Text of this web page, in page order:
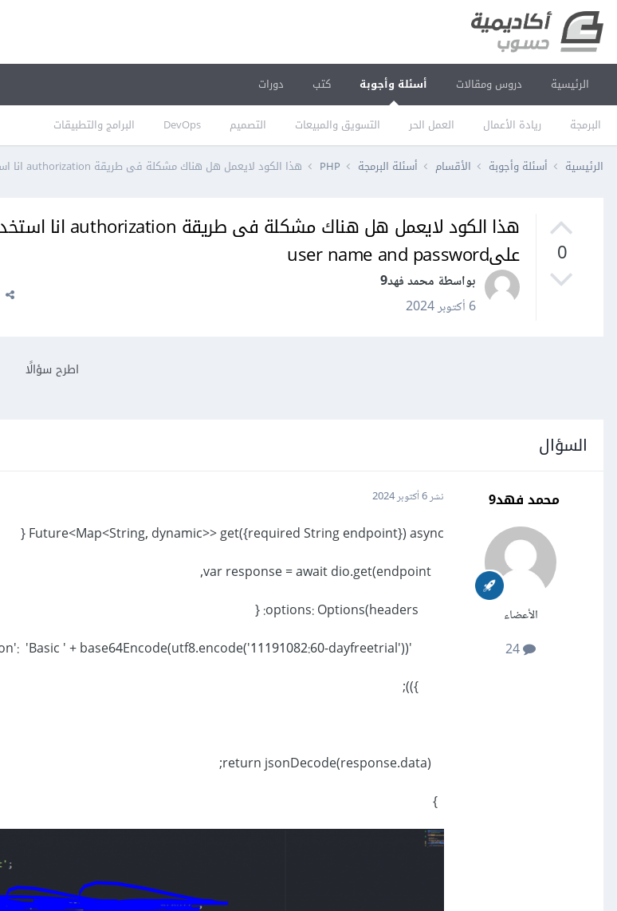
الرئيسية دروس ومقالات أسئلة وأجوبة
البرمجة ريادة الأعمال العمل الحر التسويق والمبيعات التصميم DevOps البرامج والتطبيقات
كتب دورات
الرئيسية أسئلة وأجوبة الأقسام أسئلة البرمجة PHP هذا الكود لايعمل هل هناك مشكلة فى طريقة authorization انا استخدم api يحتوى علىuser name and password
0
علىuser name and password
بواسطة محمد فهد9
6 أكتوبر 2024
اطرح سؤالًا
السؤال
محمد فهد9
الأعضاء
نشر6 أكتوبر 2024
Future<Map<String, dynamic>> get({required String endpoint}) async {
'Authorization': 'Basic ' + base64Encode(utf8.encode('11191082:60-dayfreetrial')),
}));
}